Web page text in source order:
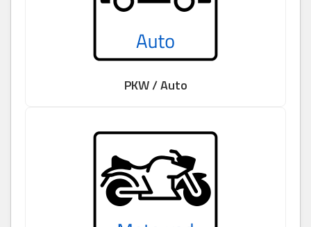
PKW / Auto